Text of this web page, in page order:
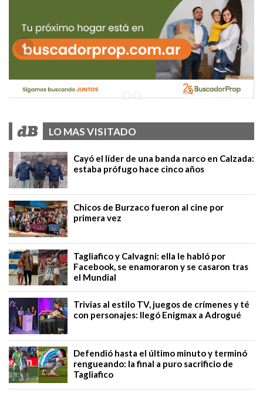
LO MAS VISITADO
Cayó el líder de una banda narco en Calzada:
estaba prófugo hace cinco años
Chicos de Burzaco fueron al cine por
primera vez
Tagliafico y Calvagni: ella le habló por
Facebook, se enamoraron y se casaron tras
el Mundial
Trivias al estilo TV, juegos de crímenes y té
con personajes: llegó Enigmax a Adrogué
Defendió hasta el último minuto y terminó
rengueando: la final a puro sacrificio de
Tagliafico